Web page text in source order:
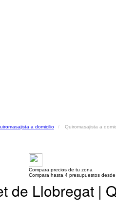
a domicilio Quiromasajista a
Compara precios de tu zona
Compara hasta 4 presupuestos
de Llobregat |